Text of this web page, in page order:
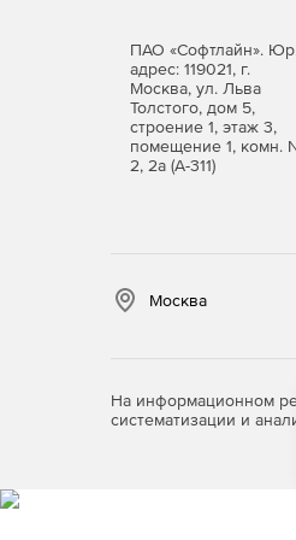
защите
надежное
Средние и
ростом
внешним
помочь
ПАО «Софтлайн». Юр.
адрес: 119021, г.
Москва, ул. Льва
Толстого, дом 5,
строение 1, этаж 3,
помещение 1, комн.
2, 2а (А-311)
Москва
На информационном
систематизации и